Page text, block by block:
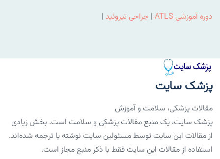
دوره آموزشی ATLS | جراحی تیروئید |
پزشک سایت
مقالات پزشکی، سلامت و آموزش
پزشک سایت، یک منبع مقالات پزشکی و سلامت است. بخش زیادی
از مقالات این سایت توسط مسئولین سایت نوشته یا ترجمه شده‌اند.
استفاده از مقالات این سایت فقط با ذکر منبع مجاز است.